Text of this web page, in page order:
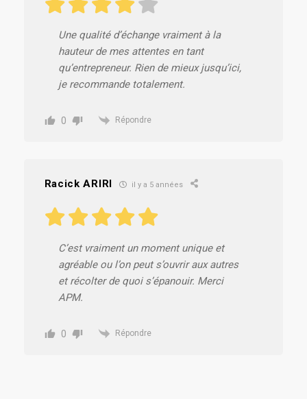
Une qualité d’échange vraiment à la
hauteur de mes attentes en tant
qu’entrepreneur. Rien de mieux jusqu’ici,
je recommande totalement.
0 Répondre
Racick ARIRI il y a 5 années
C’est vraiment un moment unique et
agréable ou l’on peut s’ouvrir aux autres
et récolter de quoi s’épanouir. Merci
APM.
0 Répondre